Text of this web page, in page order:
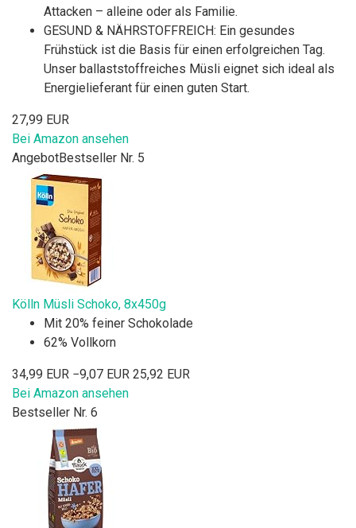
Attacken – alleine oder als Familie.
GESUND & NÄHRSTOFFREICH: Ein gesundes
Frühstück ist die Basis für einen erfolgreichen Tag.
Unser ballaststoffreiches Müsli eignet sich ideal als
Energielieferant für einen guten Start.
27,99 EUR
Bei Amazon ansehen
AngebotBestseller Nr. 5
Kölln Müsli Schoko, 8x450g
Mit 20% feiner Schokolade
62% Vollkorn
34,99 EUR −9,07 EUR 25,92 EUR
Bei Amazon ansehen
Bestseller Nr. 6